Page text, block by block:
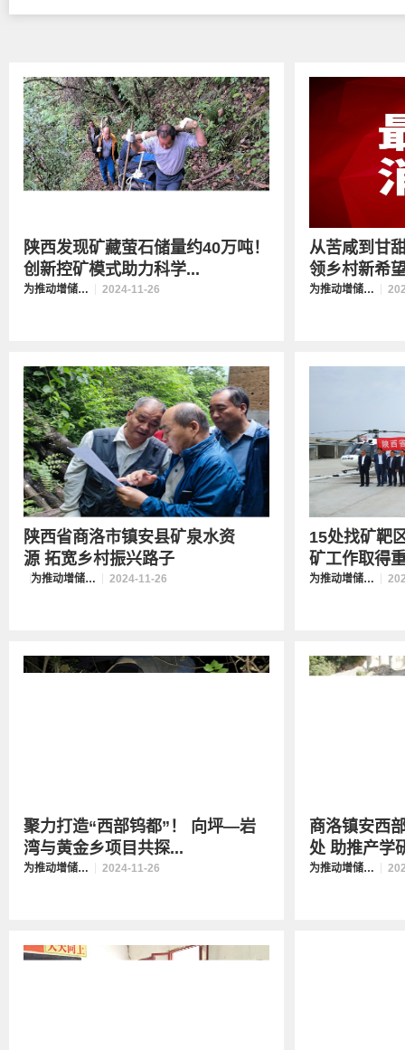
陕西发现矿藏萤石储量约40万吨！
创新控矿模式助力科学...
为推动增储上产贡献陕西力量 2024-11-26
从苦咸到甘
领乡村新希
为推动增储上产贡献陕西力量
陕西省商洛市镇安县矿泉水资
源 拓宽乡村振兴路子
为推动增储上产贡献陕西力量 2024-11-26
15处找矿靶
矿工作取得
为推动增储上产贡献陕西力量
聚力打造“西部钨都”！ 向坪—岩
湾与黄金乡项目共探...
为推动增储上产贡献陕西力量 2024-11-26
商洛镇安西
处 助推产学
为推动增储上产贡献陕西力量